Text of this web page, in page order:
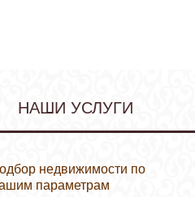
НАШИ УСЛУГИ
недвижимости по
параметрам